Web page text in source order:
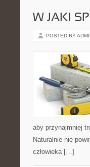
W JAKI
POSTED BY
aby przynajmniej
Naturalnie nie
człowieka […]